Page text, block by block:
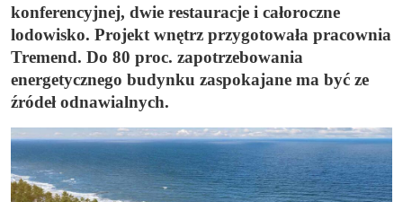
konferencyjnej, dwie restauracje i całoroczne
lodowisko. Projekt wnętrz przygotowała pracownia
Tremend. Do 80 proc. zapotrzebowania
energetycznego budynku zaspokajane ma być ze
źródeł odnawialnych.